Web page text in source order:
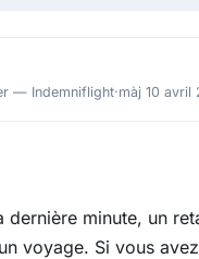
— Indemniflight·màj 10 avril
dernière minute, un
voyage. Si vous